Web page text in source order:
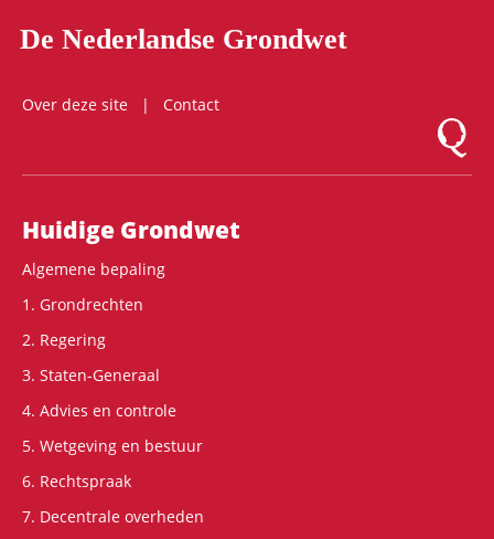
De Nederlandse Grondwet
Over deze site
Contact
Logo
Hoofdnavigatie
Huidige Grondwet
Algemene bepaling
1. Grondrechten
2. Regering
3. Staten-Generaal
4. Advies en controle
5. Wetgeving en bestuur
6. Rechtspraak
7. Decentrale overheden